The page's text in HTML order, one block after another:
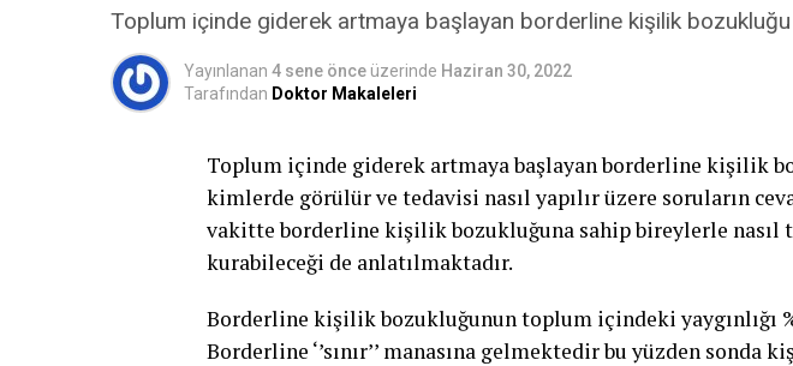
Toplum içinde giderek artmaya başlayan borderline kişilik
Yayınlanan 4 sene önce üzerinde Haziran 30, 2022
Tarafından Doktor Makaleleri
Toplum içinde giderek artmaya başlayan borderline kişilik
kimlerde görülür ve tedavisi nasıl yapılır üzere soruların
vakitte borderline kişilik bozukluğuna sahip bireylerle nasıl
kurabileceği de anlatılmaktadır.
Borderline kişilik bozukluğunun toplum içindeki yaygınlığı
Borderline ‘’sınır’’ manasına gelmektedir bu yüzden